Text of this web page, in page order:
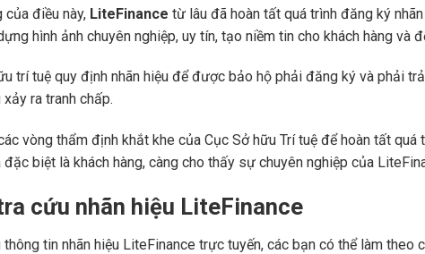
của điều này, LiteFinance từ lâu đã hoàn tất quá trình đăng ký
hình ảnh chuyên nghiệp, uy tín, tạo niềm tin cho khách hàng và
trí tuệ quy định nhãn hiệu để được bảo hộ phải đăng ký và phải
xảy ra tranh chấp.
vòng thẩm định khắt khe của Cục Sở hữu Trí tuệ để hoàn tất
biệt là khách hàng, càng cho thấy sự chuyên nghiệp của
cứu nhãn hiệu LiteFinance
tin nhãn hiệu LiteFinance trực tuyến, các bạn có thể làm theo